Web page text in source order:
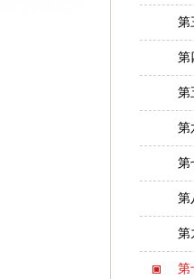
第
第
第
第
第
第
第
第